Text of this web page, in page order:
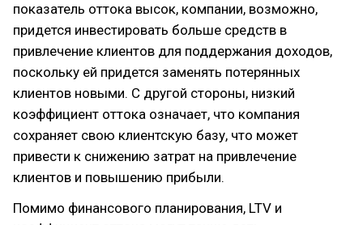
показатель оттока высок, компании, возможно,
придется инвестировать больше средств в
привлечение клиентов для поддержания доходов,
поскольку ей придется заменять потерянных
клиентов новыми. С другой стороны, низкий
коэффициент оттока означает, что компания
сохраняет свою клиентскую базу, что может
привести к снижению затрат на привлечение
клиентов и повышению прибыли.
Помимо финансового планирования, LTV и